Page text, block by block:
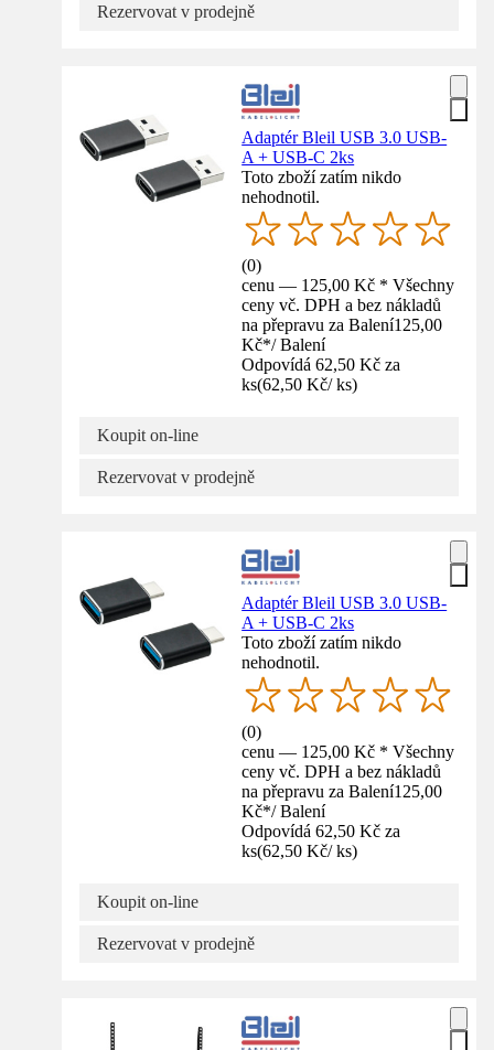
Rezervovat v prodejně
Adaptér Bleil USB 3.0 USB-
A + USB-C 2ks
Toto zboží zatím nikdo
nehodnotil.
(0)
cenu — 125,00 Kč * Všechny
ceny vč. DPH a bez nákladů
na přepravu za Balení125,00
Kč*/ Balení
Odpovídá 62,50 Kč za
ks(62,50 Kč/ ks)
Koupit on-line
Rezervovat v prodejně
Adaptér Bleil USB 3.0 USB-
A + USB-C 2ks
Toto zboží zatím nikdo
nehodnotil.
(0)
cenu — 125,00 Kč * Všechny
ceny vč. DPH a bez nákladů
na přepravu za Balení125,00
Kč*/ Balení
Odpovídá 62,50 Kč za
ks(62,50 Kč/ ks)
Koupit on-line
Rezervovat v prodejně